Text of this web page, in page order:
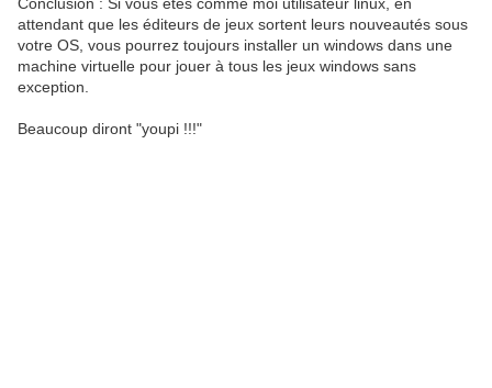
attendant que les éditeurs de jeux sortent leurs nouveautés sous
votre OS, vous pourrez toujours installer un windows dans une
machine virtuelle pour jouer à tous les jeux windows sans
exception.
Beaucoup diront "youpi !!!"